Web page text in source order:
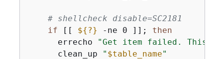
# shellcheck disable=SC2181
if [[ ${ ?} -ne 0 ]]; then
      errecho
"Get item failed. This
      clean_up
" $table_name"